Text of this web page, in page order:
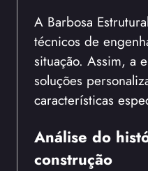
A Barbosa
técnicos de
situação. Assim, a
soluções
características
Análise do
construção